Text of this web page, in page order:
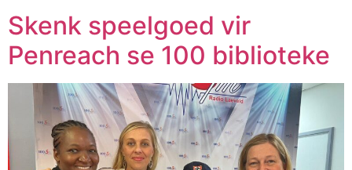
Skenk speelgoed vir
Penreach se 100 biblioteke